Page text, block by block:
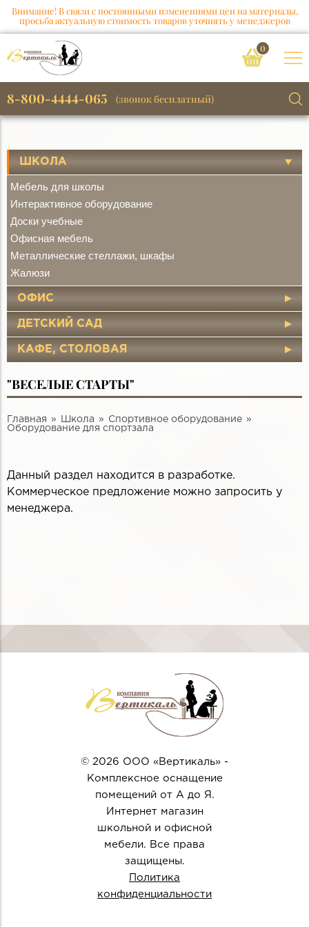
Внимание! В связи с постоянными изменениями цен на материалы,
просьба актуальную стоимость товаров уточнять у менеджеров
0
8-800-4444-065 (звонок бесплатный)
ШКОЛА
Мебель для школы
Интерактивное оборудование
Доски учебные
Офисная мебель
Металлические стеллажи, шкафы
Жалюзи
ОФИС
ДЕТСКИЙ САД
КАФЕ, СТОЛОВАЯ
"ВЕСЕЛЫЕ СТАРТЫ"
Главная Школа
Спортивное оборудование
Оборудование для спортзала
Данный раздел находится в разработке.
Коммерческое предложение можно запросить у
менеджера.
© 2026 ООО «Вертикаль» -
Комплексное оснащение
помещений от А до Я.
Интернет магазин
школьной и офисной
мебели. Все права
защищены.
Политика
конфиденциальности